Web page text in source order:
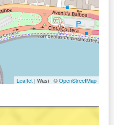
Leaflet | Wasi - ©OpenStreetMap